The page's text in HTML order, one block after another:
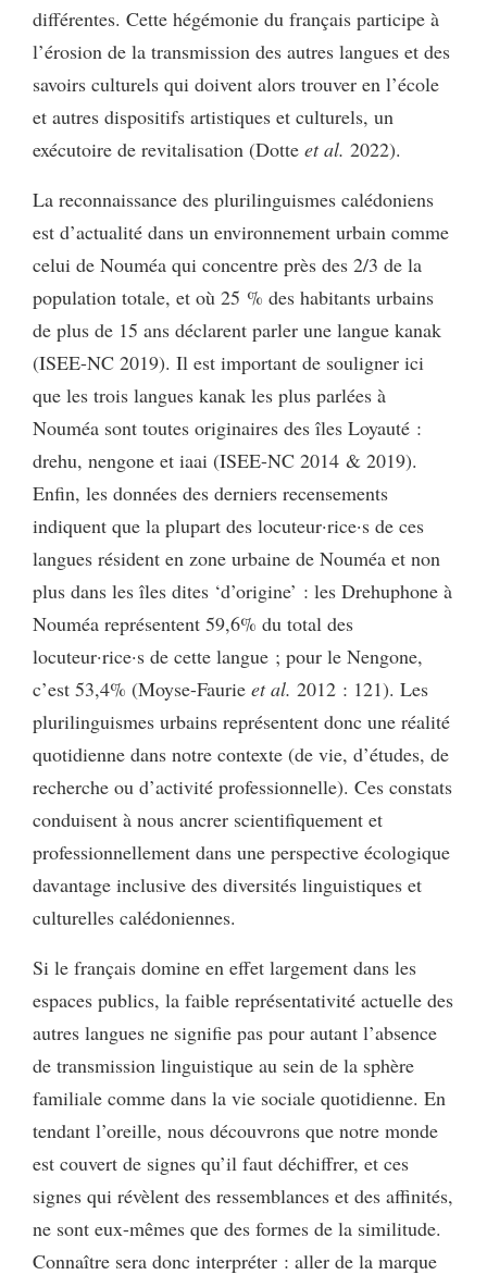
différentes. Cette hégémonie du français participe à
l’érosion de la transmission des autres langues et des
savoirs culturels qui doivent alors trouver en l’école
et autres dispositifs artistiques et culturels, un
exécutoire de revitalisation (Dotte et al. 2022).
La reconnaissance des plurilinguismes calédoniens
est d’actualité dans un environnement urbain comme
celui de Nouméa qui concentre près des 2/3 de la
population totale, et où 25 % des habitants urbains
de plus de 15 ans déclarent parler une langue kanak
(ISEE-NC 2019). Il est important de souligner ici
que les trois langues kanak les plus parlées à
Nouméa sont toutes originaires des îles Loyauté :
drehu, nengone et iaai (ISEE-NC 2014 & 2019).
Enfin, les données des derniers recensements
indiquent que la plupart des locuteur·rice·s de ces
langues résident en zone urbaine de Nouméa et non
plus dans les îles dites ‘d’origine’ : les Drehuphone à
Nouméa représentent 59,6% du total des
locuteur·rice·s de cette langue ; pour le Nengone,
c’est 53,4% (Moyse-Faurie et al. 2012 : 121). Les
plurilinguismes urbains représentent donc une réalité
quotidienne dans notre contexte (de vie, d’études, de
recherche ou d’activité professionnelle). Ces constats
conduisent à nous ancrer scientifiquement et
professionnellement dans une perspective écologique
davantage inclusive des diversités linguistiques et
culturelles calédoniennes.
Si le français domine en effet largement dans les
espaces publics, la faible représentativité actuelle des
autres langues ne signifie pas pour autant l’absence
de transmission linguistique au sein de la sphère
familiale comme dans la vie sociale quotidienne. En
tendant l’oreille, nous découvrons que notre monde
est couvert de signes qu’il faut déchiffrer, et ces
signes qui révèlent des ressemblances et des affinités,
ne sont eux-mêmes que des formes de la similitude.
Connaître sera donc interpréter : aller de la marque